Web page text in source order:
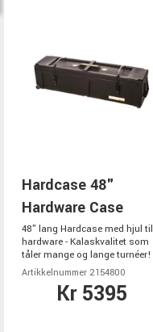
Hardcase 48"
Hardware Case
48" lang Hardcase med hjul til
hardware - Kalaskvalitet som
tåler mange og lange turnéer!
Artikkelnummer 2154800
Kr 5395